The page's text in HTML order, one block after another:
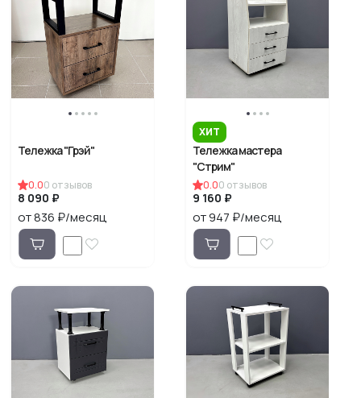
Тележка "Грэй"
0.00 отзывов
8 090 ₽
от 836 ₽/месяц
ХИТ
Тележка мастера
"Стрим"
0.00 отзывов
9 160 ₽
от 947 ₽/месяц